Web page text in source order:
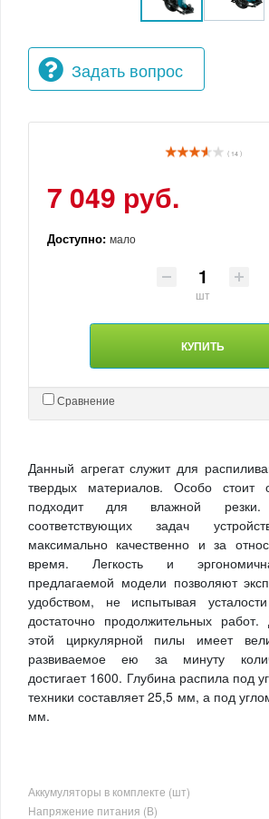
Задать вопрос
( 14 )
7 049 руб.
Доступно: мало
шт
КУПИТЬ
Сравнение
Данный агрегат служит для
твердых материалов. Особо стоит
подходит для влажной
соответствующих задач
максимально качественно и за
время. Легкость и
предлагаемой модели позволяют
удобством, не испытывая
достаточно продолжительных
этой циркулярной пилы имеет
развиваемое ею за минуту
достигает 1600. Глубина распила под
техники составляет 25,5 мм, а под
мм.
Аккумуляторы в комплекте (шт)
Напряжение питания (В)